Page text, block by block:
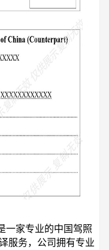
一家专业的中国驾照
服务，公司拥有专业